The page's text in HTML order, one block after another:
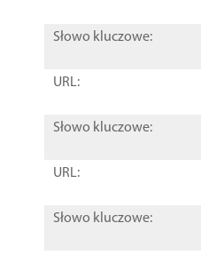
Słowo kluczowe:
URL:
Słowo kluczowe:
URL:
Słowo kluczowe: